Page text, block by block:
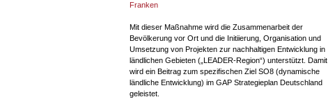
Franken
Mit dieser Maßnahme wird die Zusammenarbeit der
Bevölkerung vor Ort und die Initiierung, Organisation und
Umsetzung von Projekten zur nachhaltigen Entwicklung in
ländlichen Gebieten („LEADER-Region“) unterstützt. Damit
wird ein Beitrag zum spezifischen Ziel SO8 (dynamische
ländliche Entwicklung) im GAP Strategieplan Deutschland
geleistet.